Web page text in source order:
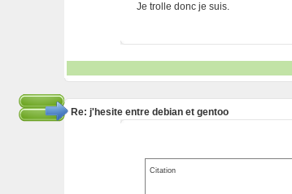
Je trolle donc je suis.
Re: j'hesite entre debian et gentoo
Citation